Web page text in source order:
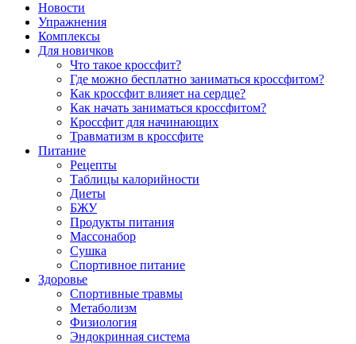
Новости
Упражнения
Комплексы
Для новичков
Что такое кроссфит?
Где можно бесплатно заниматься кроссфитом?
Как кроссфит влияет на сердце?
Как начать заниматься кроссфитом?
Кроссфит для начинающих
Травматизм в кроссфите
Питание
Рецепты
Таблицы калорийности
Диеты
БЖУ
Продукты питания
Массонабор
Сушка
Спортивное питание
Здоровье
Спортивные травмы
Метаболизм
Физиология
Эндокринная система